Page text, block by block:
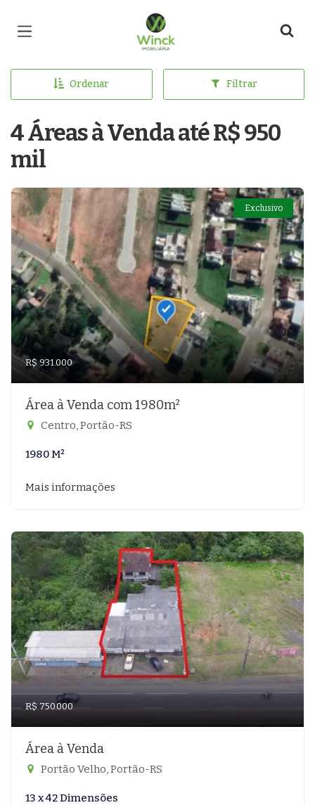
Página inicial
Ordenar Filtrar
4 Áreas à Venda até R$ 950
mil
Exclusivo
R$ 931.000
Área à Venda com 1980m²
Centro, Portão-RS
1980 M²
Mais informações
R$ 750.000
Área à Venda
Portão Velho, Portão-RS
13 x 42 Dimensões